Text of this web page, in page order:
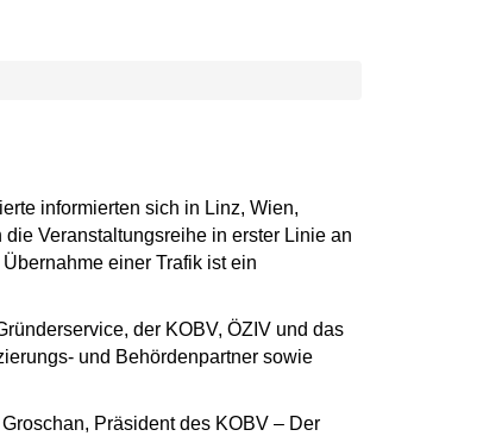
informierten sich in Linz, Wien,
Veranstaltungsreihe in erster Linie an
einer Trafik ist ein
der KOBV, ÖZIV und das
und Behördenpartner sowie
Präsident des KOBV – Der